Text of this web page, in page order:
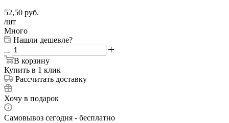
52,50 руб.
/шт
Много
Нашли дешевле?
В корзину
Купить в 1 клик
Рассчитать доставку
Хочу в подарок
Самовывоз сегодня - бесплатно